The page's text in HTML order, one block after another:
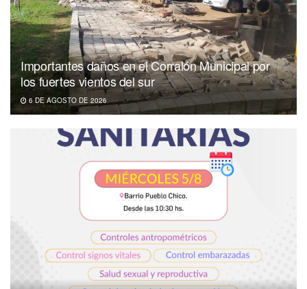
Importantes daños en el Corralón Municipal por
los fuertes vientos del sur
6 DE AGOSTO DE 2026